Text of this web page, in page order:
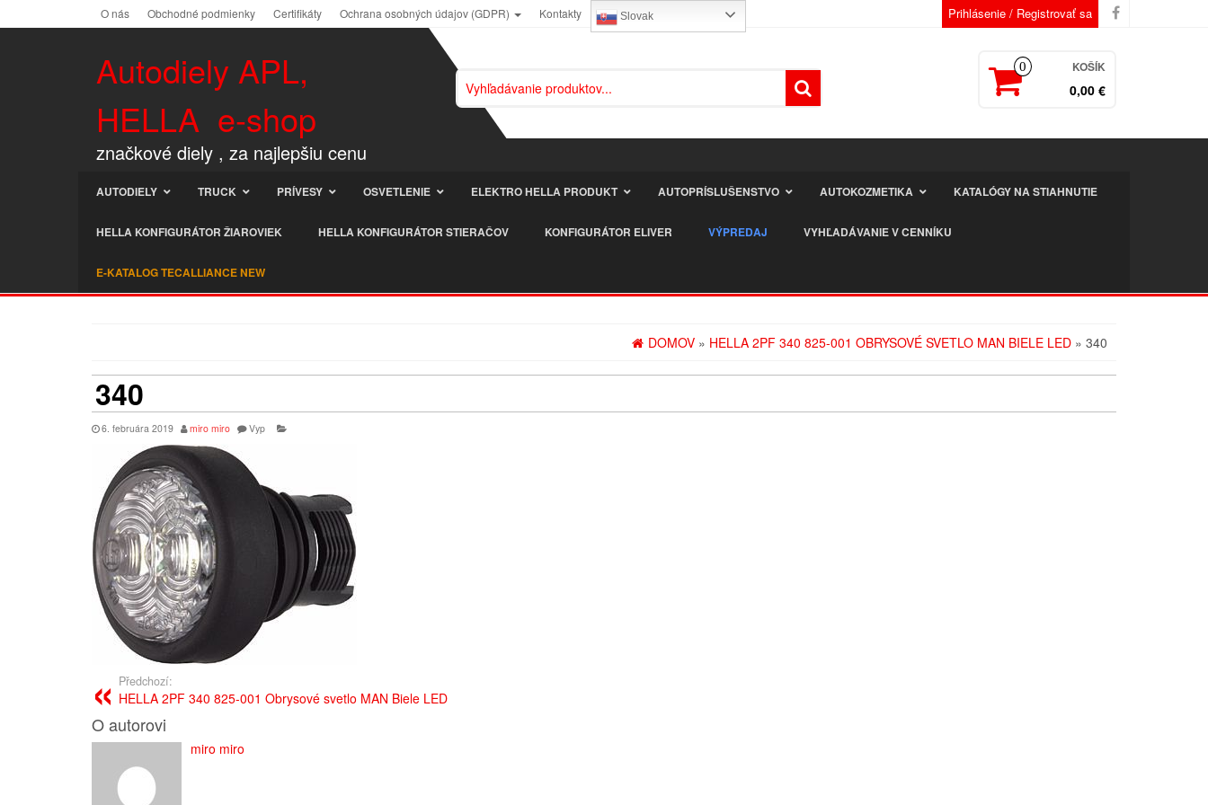
O nás Obchodné podmienky Certifikáty Ochrana osobných údajov (GDPR) Kontakty Slovak Prihlásenie / Registrovať sa
Autodiely APL,
HELLA e-shop
značkové diely , za najlepšiu cenu
0 KOŠÍK
0,00 €
AUTODIELY TRUCK PRÍVESY OSVETLENIE ELEKTRO HELLA PRODUKT AUTOPRÍSLUŠENSTVO AUTOKOZMETIKA KATALÓGY NA STIAHNUTIE
HELLA KONFIGURÁTOR ŽIAROVIEK HELLA KONFIGURÁTOR STIERAČOV KONFIGURÁTOR ELIVER VÝPREDAJ VYHĽADÁVANIE V CENNÍKU
E-KATALOG TECALLIANCE NEW
DOMOV » HELLA 2PF 340 825-001 OBRYSOVÉ SVETLO MAN BIELE LED » 340
340
6. februára 2019 miro miro Vyp
Předchozí:
HELLA 2PF 340 825-001 Obrysové svetlo MAN Biele LED
O autorovi
miro miro